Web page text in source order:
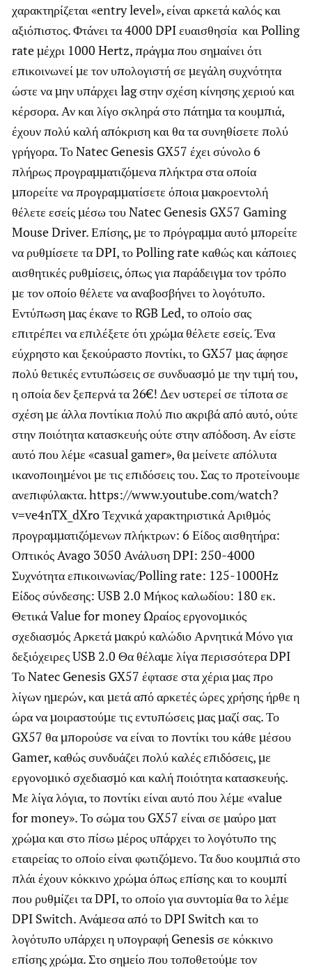
χαρακτηρίζεται «entry level», είναι αρκετά καλός και
αξιόπιστος. Φτάνει τα 4000 DPI ευαισθησία και Polling
rate μέχρι 1000 Hertz, πράγμα που σημαίνει ότι
επικοινωνεί με τον υπολογιστή σε μεγάλη συχνότητα
ώστε να μην υπάρχει lag στην σχέση κίνησης χεριού και
κέρσορα. Αν και λίγο σκληρά στο πάτημα τα κουμπιά,
έχουν πολύ καλή απόκριση και θα τα συνηθίσετε πολύ
γρήγορα. Το Natec Genesis GX57 έχει σύνολο 6
πλήρως προγραμματιζόμενα πλήκτρα στα οποία
μπορείτε να προγραμματίσετε όποια μακροεντολή
θέλετε εσείς μέσω του Natec Genesis GX57 Gaming
Mouse Driver. Επίσης, με το πρόγραμμα αυτό μπορείτε
να ρυθμίσετε τα DPI, το Polling rate καθώς και κάποιες
αισθητικές ρυθμίσεις, όπως για παράδειγμα τον τρόπο
με τον οποίο θέλετε να αναβοσβήνει το λογότυπο.
Εντύπωση μας έκανε το RGB Led, το οποίο σας
επιτρέπει να επιλέξετε ότι χρώμα θέλετε εσείς. Ένα
εύχρηστο και ξεκούραστο ποντίκι, το GX57 μας άφησε
πολύ θετικές εντυπώσεις σε συνδυασμό με την τιμή του,
η οποία δεν ξεπερνά τα 26€! Δεν υστερεί σε τίποτα σε
σχέση με άλλα ποντίκια πολύ πιο ακριβά από αυτό, ούτε
στην ποιότητα κατασκευής ούτε στην απόδοση. Αν είστε
αυτό που λέμε «casual gamer», θα μείνετε απόλυτα
ικανοποιημένοι με τις επιδόσεις του. Σας το προτείνουμε
ανεπιφύλακτα. https://www.youtube.com/watch?
v=ve4nTX_dXro Τεχνικά χαρακτηριστικά Αριθμός
προγραμματιζόμενων πλήκτρων: 6 Είδος αισθητήρα:
Οπτικός Avago 3050 Ανάλυση DPI: 250-4000
Συχνότητα επικοινωνίας/Polling rate: 125-1000Hz
Είδος σύνδεσης: USB 2.0 Μήκος καλωδίου: 180 εκ.
Θετικά Value for money Ωραίος εργονομικός
σχεδιασμός Αρκετά μακρύ καλώδιο Αρνητικά Μόνο για
δεξιόχειρες USB 2.0 Θα θέλαμε λίγα περισσότερα DPI
Το Natec Genesis GX57 έφτασε στα χέρια μας προ
λίγων ημερών, και μετά από αρκετές ώρες χρήσης ήρθε η
ώρα να μοιραστούμε τις εντυπώσεις μας μαζί σας. Το
GX57 θα μπορούσε να είναι το ποντίκι του κάθε μέσου
Gamer, καθώς συνδυάζει πολύ καλές επιδόσεις, με
εργονομικό σχεδιασμό και καλή ποιότητα κατασκευής.
Με λίγα λόγια, το ποντίκι είναι αυτό που λέμε «value
for money». Το σώμα του GX57 είναι σε μαύρο ματ
χρώμα και στο πίσω μέρος υπάρχει το λογότυπο της
εταιρείας το οποίο είναι φωτιζόμενο. Τα δυο κουμπιά στο
πλάι έχουν κόκκινο χρώμα όπως επίσης και το κουμπί
που ρυθμίζει τα DPI, το οποίο για συντομία θα το λέμε
DPI Switch. Ανάμεσα από το DPI Switch και το
λογότυπο υπάρχει η υπογραφή Genesis σε κόκκινο
επίσης χρώμα. Στο σημείο που τοποθετούμε τον